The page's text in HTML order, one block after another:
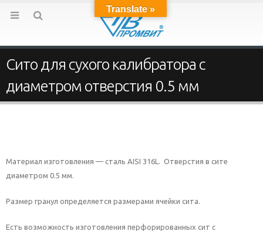
Сито для сухого калибратора с
диаметром отверстия 0.5 мм
Материал изготовления — сталь AISI 316L. Отверстия в сите
диаметром 0.5 мм.
Размер гранул определяется размерами ячейки сита.
Есть возможность изготовления перфорированных сит с
Translate »